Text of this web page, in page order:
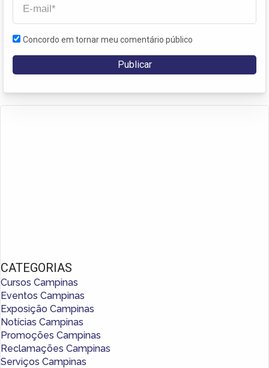
Concordo em tornar meu comentário público
CATEGORIAS
Cursos Campinas
Eventos Campinas
Exposição Campinas
Notícias Campinas
Promoções Campinas
Reclamações Campinas
Serviços Campinas